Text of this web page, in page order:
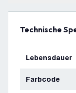
Technische
Lebensdauer
Farbcode